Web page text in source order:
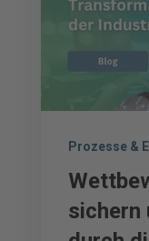
Prozesse &
sichern